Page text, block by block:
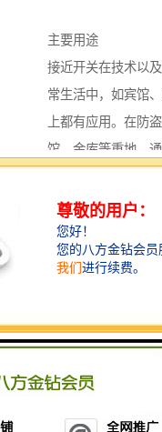
主要用途
接近开关在技术以
常生活中，如宾馆
上都有应用。在防
馆、金库等重地，
中，如位移、速度
大量的接近开关。